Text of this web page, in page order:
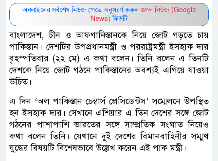
অনলাইনের সর্বশেষ নিউজ পেতে অনুসরণ করুন গুগল নিউজ (Google
News) ফিডটি
বাংলাদেশ, চীন ও আফগানিস্তানকে নিয়ে জোট গড়তে চায়
পাকিস্তান। দেশটির উপপ্রধানমন্ত্রী ও পররাষ্ট্রমন্ত্রী ইসহাক দার
বৃহস্পতিবার (২২ মে) এ কথা বলেন। তিনি বলেন এ তিনটি
দেশকে নিয়ে জোট গঠনে পাকিস্তানের অবশ্যই এগিয়ে যাওয়া
উচিত।
এ দিন ‘অল পাকিস্তান চেম্বার্স প্রেসিডেন্টস’ সম্মেলনে উপস্থিত
হন ইসহাক দার। সেখানে এশিয়ার এ তিন দেশের সঙ্গে জোট
গঠনের পাশাপাশি ভারতের সঙ্গে সাম্প্রতিক সংঘাত নিয়েও
কথা বলেন তিনি। যেখানে দুই দেশের বিমানবাহিনীর সম্মুখ
যুদ্ধের বিষয়টি বিশেষভাবে উল্লেখ করেন এই পাক মন্ত্রী।